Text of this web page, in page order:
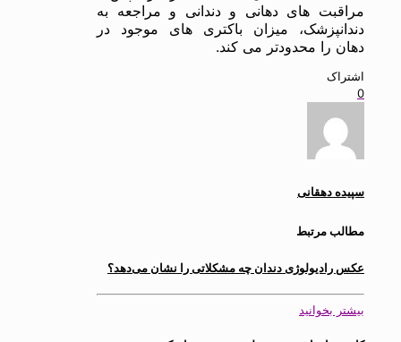
مراقبت های دهانی و دندانی و مراجعه به
دندانپزشک، میزان باکتری های موجود در
دهان را محدودتر می کند.
اشتراک
0
سپیده دهقانی
مطالب مرتبط
عکس رادیولوژی دندان چه مشکلاتی را نشان می‌دهد؟
بیشتر بخوانید